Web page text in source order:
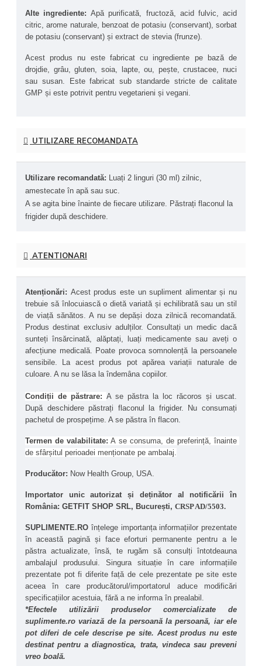
compuși care susțin transportul și absorbția eficientă a
mineralelor la nivel celular. Acești acizi pot sprijini echilibrul
electrolitic, metabolismul energetic și detoxifierea
nutrienți esențiali.
Această formulă, cu aromă naturală de zmeură, este ideală
pentru completarea aportului zilnic de minerale într-o formă cu
Minerals:
vegetale, fără aditivi sintetici, oferă o alternativă
naturală și pură.
Detoxifiere și purificare – Contribuie la eliminarea
toxinelor din organism prin susținerea funcțiilor
ajutând la menținerea unui sistem imunitar echilibrat.
furnizând energie la nivel celular.
– Calciul și magneziul sunt
esențiale pentru menținerea densității osoase și
prevenirea dezechilibrelor minerale.
Funcționarea optimă a sistemului nervos și
muscular
– Magneziul și potasiul ajută la reducerea
crampelor musculare și susțin conducerea nervoasă.
– Mineralele alcalinizante
contribuie la menținerea unui pH optim în organism,
esențial pentru procesele metabolice.
Îmbunătățirea biodisponibilității altor nutrienți
aminoacizilor și a altor minerale esențiale.
Activitate antioxidantă – Minerale precum seleniul și
protejează celulele de radicalii liberi.
Minerale precum zincul, siliciul și cuprul contribuie la
sinteza colagenului și la menținerea integrității
țesuturilor conjunctive.
Susținerea sănătății generale – Conține minerale
esențiale implicate în procesele metabolice, sinteza
enzimelor și echilibrul electrolitic.
Absorbție superioară și gust plăcut de zmeură –
Mineralele coloidale, datorită dimensiunii reduse și
solubilității, sunt mai ușor de utilizat de către
organism decât formele convenționale de minerale.
Alte ingrediente: Apă purificată, fructoză, acid fulvic, acid
citric, arome naturale, benzoat de potasiu (conservant), sorbat
de potasiu (conservant) și extract de stevia (frunze).
Acest produs nu este fabricat cu ingrediente pe bază de
drojdie, grâu, gluten, soia, lapte, ou, pește, crustacee, nuci
sau susan. Este fabricat sub standarde stricte de calitate
GMP și este potrivit pentru vegetarieni și vegani.
UTILIZARE RECOMANDATA
Utilizare recomandată: Luați 2 linguri (30 ml) zilnic,
amestecate în apă sau suc.
A se agita bine înainte de fiecare utilizare. Păstrați flaconul la
frigider după deschidere.
ATENTIONARI
Atenționări: Acest produs este un supliment alimentar și nu
trebuie să înlocuiască o dietă variată și echilibrată sau un stil
de viață sănătos. A nu se depăși doza zilnică recomandată.
Produs destinat exclusiv adulților. Consultați un medic dacă
sunteți însărcinată, alăptați, luați medicamente sau aveți o
afecțiune medicală. Poate provoca somnolență la persoanele
sensibile. La acest produs pot apărea variații naturale de
culoare. A nu se lăsa la îndemâna copiilor.
Condiții de păstrare: A se păstra la loc răcoros și uscat.
După deschidere păstrați flaconul la frigider. Nu consumați
pachetul de prospețime. A se păstra în flacon.
Termen de valabilitate: A se consuma, de preferință, înainte
de sfârșitul perioadei menționate pe ambalaj.
Producător: Now Health Group, USA.
Importator unic autorizat și deținător al notificării în
România: GETFIT SHOP SRL, București, CRSP AD/5503.
SUPLIMENTE.RO înțelege importanța informațiilor prezentate
în această pagină și face eforturi permanente pentru a le
păstra actualizate, însă, te rugăm să consulți întotdeauna
ambalajul produsului. Singura situație în care informațiile
prezentate pot fi diferite față de cele prezentate pe site este
aceea în care producătorul/importatorul aduce modificări
specificațiilor acestuia, fără a ne informa în prealabil.
*Efectele utilizării produselor comercializate de
suplimente.ro variază de la persoană la persoană, iar ele
pot diferi de cele descrise pe site. Acest produs nu este
destinat pentru a diagnostica, trata, vindeca sau preveni
vreo boală.